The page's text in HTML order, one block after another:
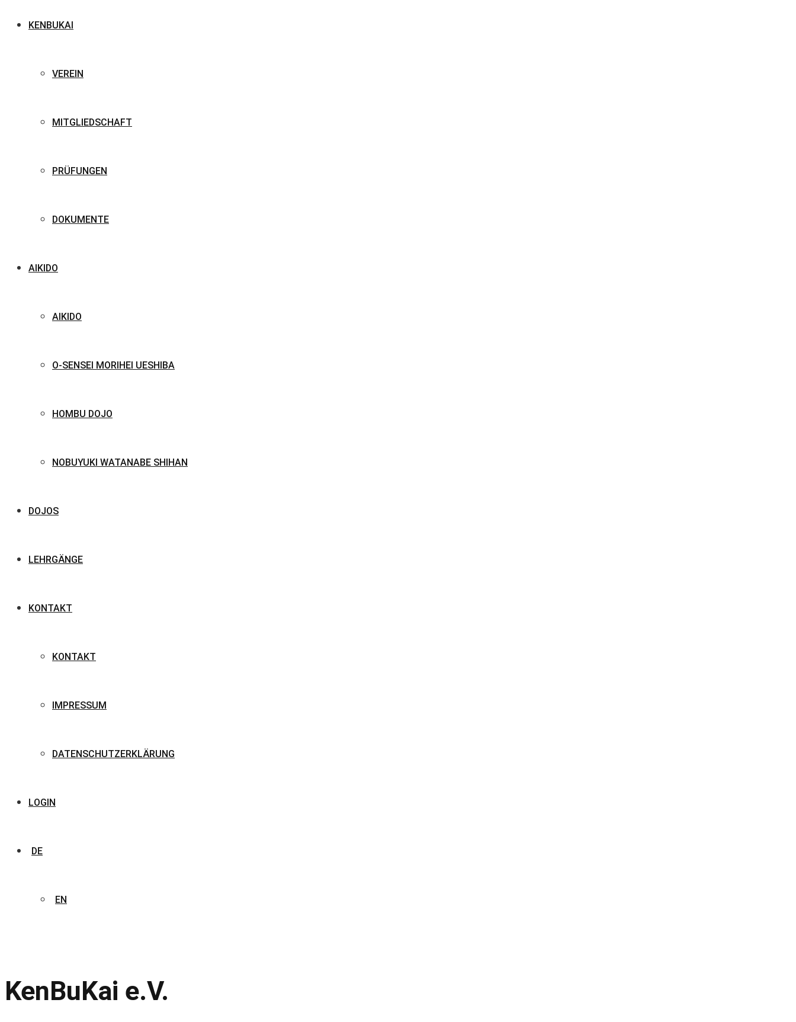
KENBUKAI
VEREIN
MITGLIEDSCHAFT
PRÜFUNGEN
DOKUMENTE
AIKIDO
AIKIDO
O-SENSEI MORIHEI UESHIBA
HOMBU DOJO
NOBUYUKI WATANABE SHIHAN
DOJOS
LEHRGÄNGE
KONTAKT
KONTAKT
IMPRESSUM
DATENSCHUTZERKLÄRUNG
LOGIN
DE
EN
KenBuKai e.V.